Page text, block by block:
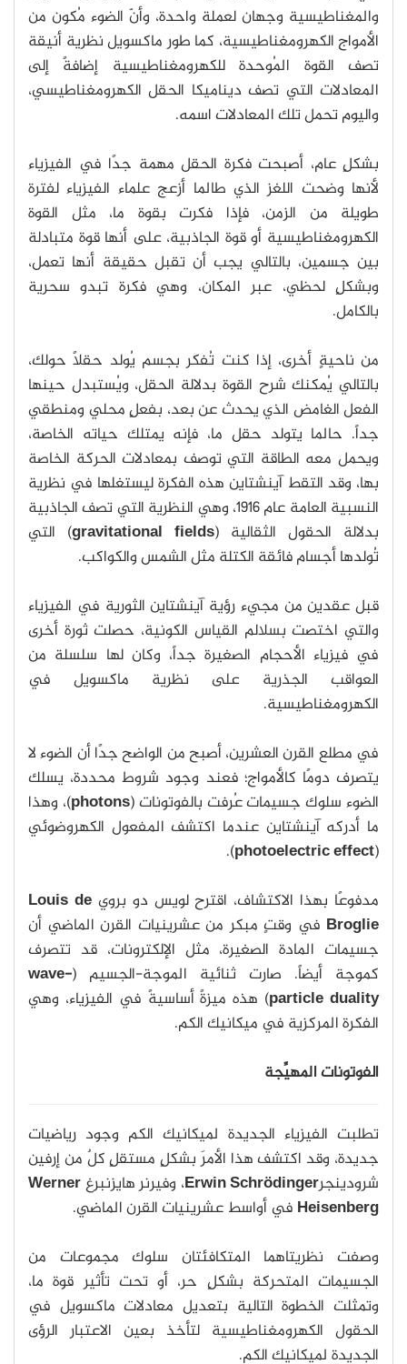
والمغناطيسية وجهان لعملة واحدة، وأنّ الضوء مُكون من
الأمواج الكهرومغناطيسية، كما طور ماكسويل نظرية أنيقة
تصف القوة المُوحدة للكهرومغناطيسية إضافةً إلى
المعادلات التي تصف ديناميكا الحقل الكهرومغناطيسي،
واليوم تحمل تلك المعادلات اسمه.
بشكلٍ عام، أصبحت فكرة الحقل مهمة جدًا في الفيزياء
لأنها وضحت اللغز الذي طالما أزعج علماء الفيزياء لفترة
طويلة من الزمن، فإذا فكرت بقوة ما، مثل القوة
الكهرومغناطيسية أو قوة الجاذبية، على أنها قوة متبادلة
بين جسمين، بالتالي يجب أن تقبل حقيقة أنها تعمل،
وبشكلٍ لحظي، عبر المكان، وهي فكرة تبدو سحرية
بالكامل.
من ناحيةٍ أخرى، إذا كنت تُفكر بجسم يُولد حقلًا حولك،
بالتالي يُمكنك شرح القوة بدلالة الحقل، ويُستبدل حينها
الفعل الغامض الذي يحدث عن بعد، بفعلٍ محلي ومنطقي
جداً. حالما يتولد حقل ما، فإنه يمتلك حياته الخاصة،
ويحمل معه الطاقة التي توصف بمعادلات الحركة الخاصة
بها، وقد التقط آينشتاين هذه الفكرة ليستغلها في نظرية
النسبية العامة عام 1916، وهي النظرية التي تصف الجاذبية
بدلالة الحقول الثقالية (gravitational fields) التي
تُولدها أجسام فائقة الكتلة مثل الشمس والكواكب.
قبل عقدين من مجيء رؤية آينشتاين الثورية في الفيزياء
والتي اختصت بسلالم القياس الكونية، حصلت ثورة أخرى
في فيزياء الأحجام الصغيرة جداً، وكان لها سلسلة من
العواقب الجذرية على نظرية ماكسويل في
الكهرومغناطيسية.
في مطلع القرن العشرين، أصبح من الواضح جدًا أن الضوء لا
يتصرف دومًا كالأمواج؛ فعند وجود شروط محددة، يسلك
الضوء سلوك جسيمات عُرفت بالفوتونات (photons)، وهذا
ما أدركه آينشتاين عندما اكتشف المفعول الكهروضوئي
(
photoelectric effect
).
مدفوعًا بهذا الاكتشاف، اقترح لويس دو برويLouis de
Broglie في وقتٍ مبكر من عشرينيات القرن الماضي أن
جسيمات المادة الصغيرة، مثل الإلكترونات، قد تتصرف
كموجة أيضاً. صارت ثنائية الموجة-الجسيم (wave-
particle duality) هذه ميزةً أساسيةً في الفيزياء، وهي
الفكرة المركزية في ميكانيك الكم.
الفوتونات المهيِّجة
تطلبت الفيزياء الجديدة لميكانيك الكم وجود رياضيات
جديدة، وقد اكتشف هذا الأمرَ بشكلٍ مستقلٍ كلٌ من إرفين
شرودينجرErwin Schrödinger، وفيرنر هايزنبرغWerner
Heisenberg في أواسط عشرينيات القرن الماضي.
وصفت نظريتاهما المتكافئتان سلوك مجموعات من
الجسيمات المتحركة بشكلٍ حر، أو تحت تأثير قوة ما،
وتمثلت الخطوة التالية بتعديل معادلات ماكسويل في
الحقول الكهرومغناطيسية لتأخذ بعين الاعتبار الرؤى
الجديدة لميكانيك الكم.